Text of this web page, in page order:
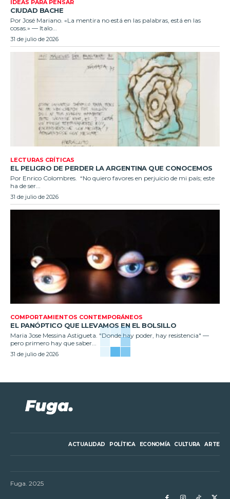
IDEAS PARA PENSAR
CIUDAD BACHE
Por José Mariano. «La mentira no está en las palabras, está en las
cosas.» — Italo...
31 de julio de 2026
LECTURAS CRÍTICAS
EL PELIGRO DE PERDER LA ARGENTINA QUE CONOCEMOS
Por Enrico Colombres. “No quiero favores en perjuicio de mi país; este
ha de ser...
31 de julio de 2026
COMPORTAMIENTOS CONTEMPORÁNEOS
EL PANÓPTICO QUE LLEVAMOS EN EL BOLSILLO
Maria Jose Messina Astigueta. "Donde hay poder, hay resistencia" —
pero primero hay que saber...
31 de julio de 2026
ACTUALIDAD POLÍTICA ECONOMÍA CULTURA ARTE
Fuga. 2025